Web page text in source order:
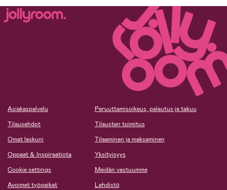
Asiakaspalvelu
Tilausehdot
Omat laskuni
Oppaat & Inspiraatiota
Cookie settings
Avoimet työpaikat
Peruuttamisoikeus, palautus ja takuu
Tilausten toimitus
Tilaaminen ja maksaminen
Yksityisyys
Meidän vastuumme
Lehdistö